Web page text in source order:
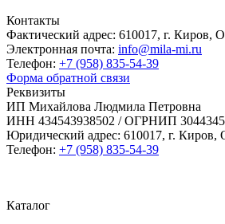
Контакты
Фактический адрес: 610017, г. Киров,
Электронная почта: info@mila-mi.ru
Телефон: +7 (958) 835-54-39
Форма обратной связи
Реквизиты
ИП Михайлова Людмила Петровна
ИНН 434543938502 / ОГРНИП
Юридический адрес: 610017, г. Киров,
Телефон: +7 (958) 835-54-39
Каталог